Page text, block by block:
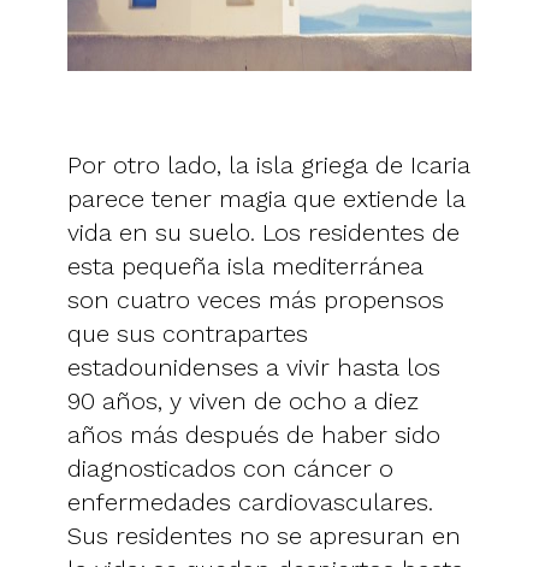
Por otro lado, la isla griega de Icaria
parece tener magia que extiende la
vida en su suelo. Los residentes de
esta pequeña isla mediterránea
son cuatro veces más propensos
que sus contrapartes
estadounidenses a vivir hasta los
90 años, y viven de ocho a diez
años más después de haber sido
diagnosticados con cáncer o
enfermedades cardiovasculares.
Sus residentes no se apresuran en